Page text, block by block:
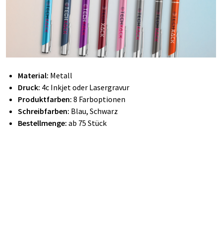
Material: Metall
Druck: 4c Inkjet oder Lasergravur
Produktfarben: 8 Farboptionen
Schreibfarben: Blau, Schwarz
Bestellmenge: ab 75 Stück